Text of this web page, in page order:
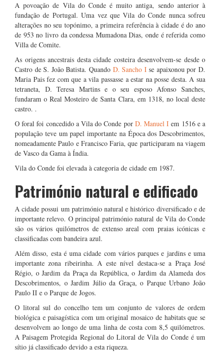
A povoação de Vila do Conde é muito antiga, sendo anterior à
fundação de Portugal. Uma vez que Vila do Conde nunca sofreu
alterações no seu topónimo, a primeira referência à cidade é do ano
de 953 no livro da condessa Mumadona Dias, onde é referida como
Villa de Comite.
As origens ancestrais desta cidade costeira desenvolvem-se desde o
Castro de S. João Batista. Quando D. Sancho Ise apaixonou por D.
Maria Pais fez com que a vila passasse a estar na posse desta. A sua
tetraneta, D. Teresa Martins e o seu esposo Afonso Sanches,
fundaram o Real Mosteiro de Santa Clara, em 1318, no local deste
castro. .
O foral foi concedido a Vila do Conde por D. Manuel I em 1516 e a
população teve um papel importante na Época dos Descobrimentos,
nomeadamente Paulo e Francisco Faria, que participaram na viagem
de Vasco da Gama à Índia.
Vila do Conde foi elevada à categoria de cidade em 1987.
Património natural e edificado
A cidade possui um património natural e histórico diversificado e de
importante relevo. O principal património natural de Vila do Conde
são os vários quilómetros de extenso areal com praias icónicas e
classificadas com bandeira azul.
Além disso, esta é uma cidade com vários parques e jardins e uma
importante zona ribeirinha. A este nível destaca-se a Praça José
Régio, o Jardim da Praça da República, o Jardim da Alameda dos
Descobrimentos, o Jardim Júlio da Graça, o Parque Urbano João
Paulo II e o Parque de Jogos.
O litoral sul do concelho tem um conjunto de valores de ordem
biológica e paisagística com um original mosaico de habitats que se
desenvolvem ao longo de uma linha de costa com 8,5 quilómetros.
A Paisagem Protegida Regional do Litoral de Vila do Conde é um
sítio já classificado devido a esta riqueza.